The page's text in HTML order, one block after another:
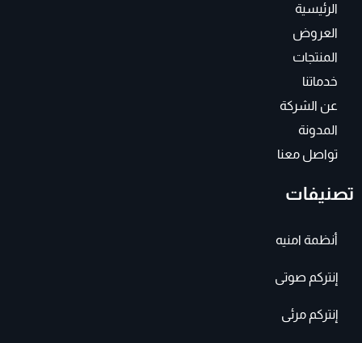
الرئيسية
العروض
المنتجات
خدماتنا
عن الشركة
المدونة
تواصل معنا
تصنيفات
أنظمة امنيه
إنتركم صوتى
إنتركم مرئى